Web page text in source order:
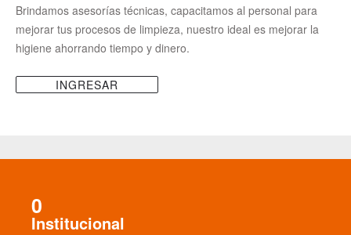
Brindamos asesorías técnicas, capacitamos al personal para
mejorar tus procesos de limpieza, nuestro ideal es mejorar la
higiene ahorrando tiempo y dinero.
INGRESAR
0
Institucional